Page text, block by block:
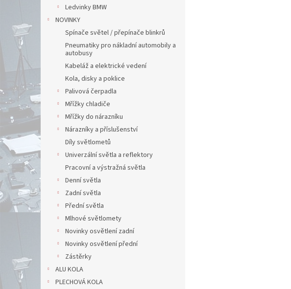
Ledvinky BMW
NOVINKY
Spínače světel / přepínače blinkrů
Pneumatiky pro nákladní automobily a
autobusy
Kabeláž a elektrické vedení
Kola, disky a poklice
Palivová čerpadla
Mřížky chladiče
Mřížky do nárazníku
Nárazníky a příslušenství
Díly světlometů
Univerzální světla a reflektory
Pracovní a výstražná světla
Denní světla
Zadní světla
Přední světla
Mlhové světlomety
Novinky osvětlení zadní
Novinky osvětlení přední
Zástěrky
ALU KOLA
PLECHOVÁ KOLA